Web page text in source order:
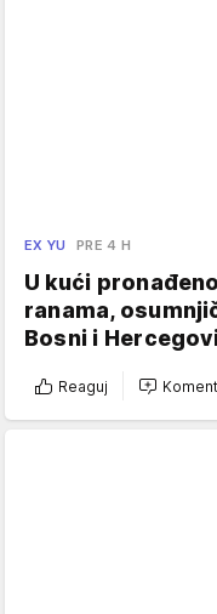
EX YU PRE 4 H
U kući
ranama,
Bosni i
Reaguj